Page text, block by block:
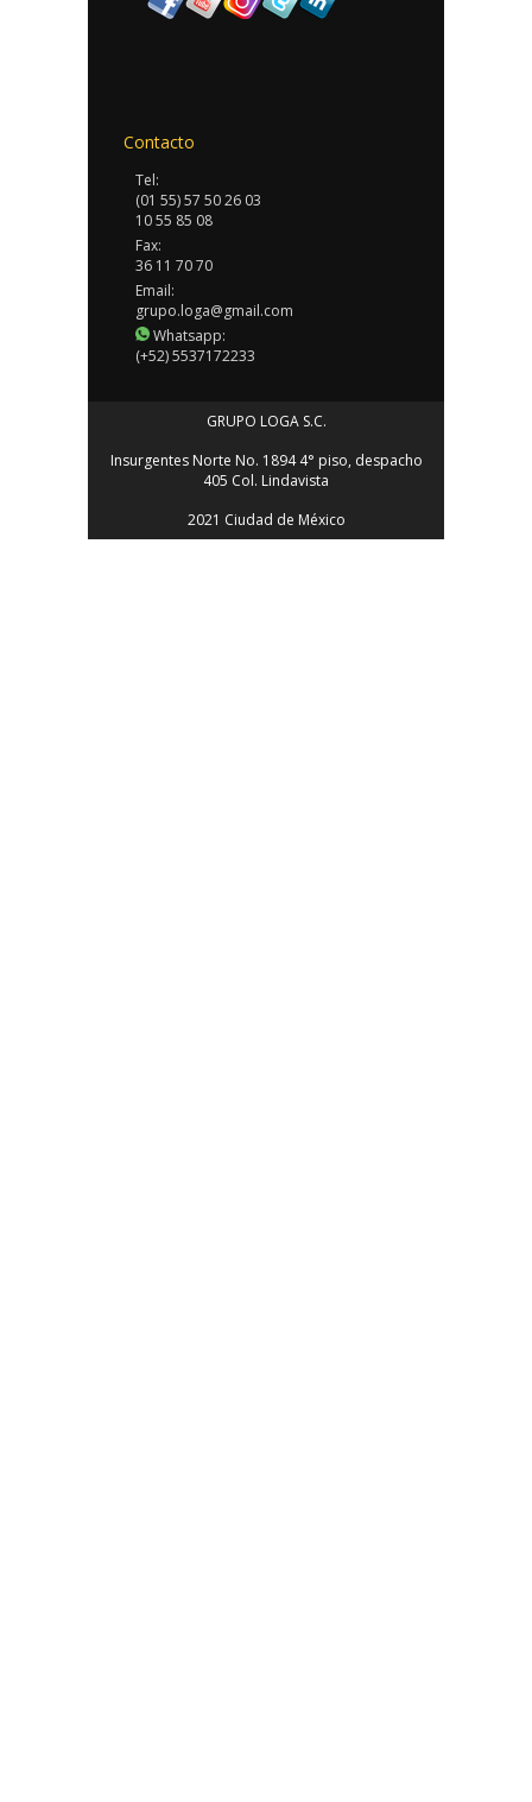
Contacto
Tel:
(01 55) 57 50 26 03
10 55 85 08
Fax:
36 11 70 70
Email:
grupo.loga@gmail.com
Whatsapp:
(+52) 5537172233
GRUPO LOGA S.C.
Insurgentes Norte No. 1894 4° piso, despacho
405 Col. Lindavista
2021 Ciudad de México